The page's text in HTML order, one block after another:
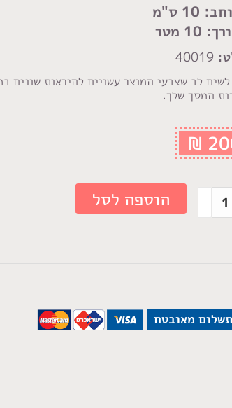
10 ס"מ
10 מטר
לב שצבעי המוצר עשויים להיראות שונים
המסך שלך.
₪
הוספה לסל
תשלום מאובטח